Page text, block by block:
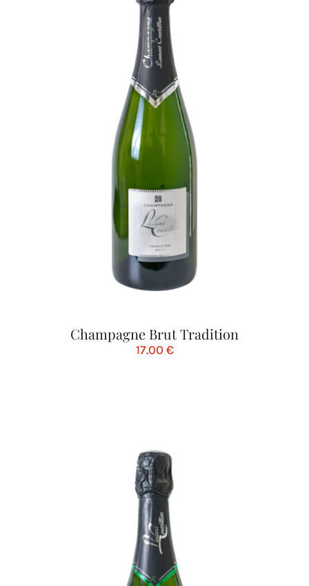
Champagne Brut Tradition
17.00 €